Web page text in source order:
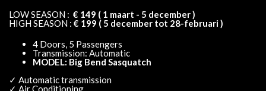
LOW SEASON :€ 149 ( 1 maart - 5 december )
HIGH SEASON :€ 199 ( 5 december tot 28-februari )
4 Doors, 5 Passengers
Transmission: Automatic
MODEL: Big Bend Sasquatch
✓ Automatic transmission
✓ Air Conditioning